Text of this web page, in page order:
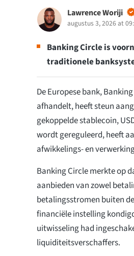
Lawrence Woriji
augustus 3, 2026 at
Banking Circle is
traditionele
De Europese bank,
afhandelt, heeft steun
gekoppelde stablecoin,
wordt gereguleerd, heeft
afwikkelings- en
Banking Circle merkte op
aanbieden van zowel
betalingsstromen buiten
financiële instelling
uitwisseling had
liquiditeitsverschaffers.